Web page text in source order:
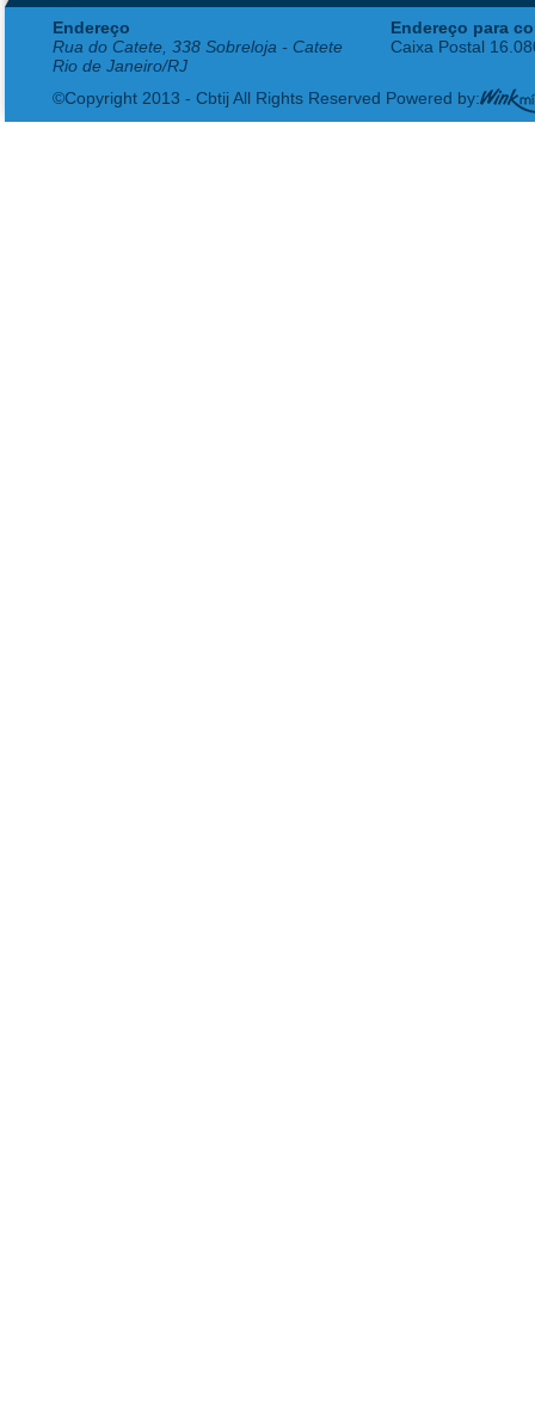
Endereço
Rua do Catete, 338 Sobreloja - Catete
Rio de Janeiro/RJ
Endereço para
Caixa Postal
©Copyright 2013 - Cbtij All Rights Reserved Powered by: